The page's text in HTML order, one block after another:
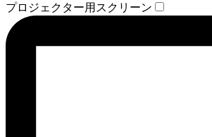
プロジェクター用スクリーン